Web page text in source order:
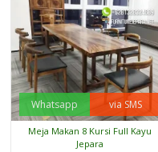
Whatsapp via SMS
Meja Makan 8 Kursi Full Kayu
Jepara